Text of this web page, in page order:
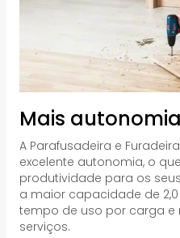
Mais autonomia
A Parafusadeira e
excelente autonomia, o
produtividade para os
a maior capacidade de
tempo de uso por carga
serviços.